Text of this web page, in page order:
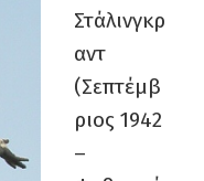
Στάλινγκρ
αντ
(Σεπτέμβ
ριος 1942
–